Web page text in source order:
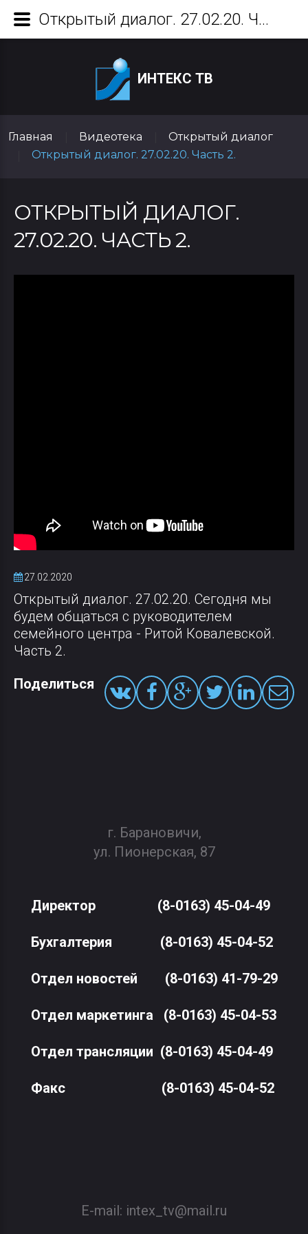
ИНТЕКС ТВ
Главная Видеотека
Открытый диалог
Открытый диалог. 27.02.20. Часть 2.
ОТКРЫТЫЙ ДИАЛОГ.
27.02.20. ЧАСТЬ 2.
27.02.2020
Открытый диалог. 27.02.20. Сегодня мы
будем общаться с руководителем
семейного центра - Ритой Ковалевской.
Часть 2.
Поделиться
г. Барановичи,
ул. Пионерская, 87
Директор (8-0163) 45-04-49
Бухгалтерия (8-0163) 45-04-52
Отдел новостей (8-0163) 41-79-29
Отдел маркетинга (8-0163) 45-04-53
Отдел трансляции (8-0163) 45-04-49
Факс(8-0163) 45-04-52
E-mail: intex_tv@mail.ru
Открытый диалог. 27.02.20. Часть 2.